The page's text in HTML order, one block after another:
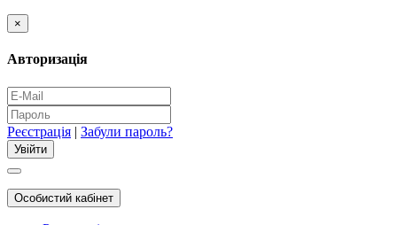
×
Авторизація
Реєстрація | Забули пароль?
Особистий кабінет